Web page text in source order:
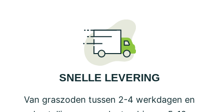
SNELLE LEVERING
Van graszoden tussen 2-4 werkdagen en